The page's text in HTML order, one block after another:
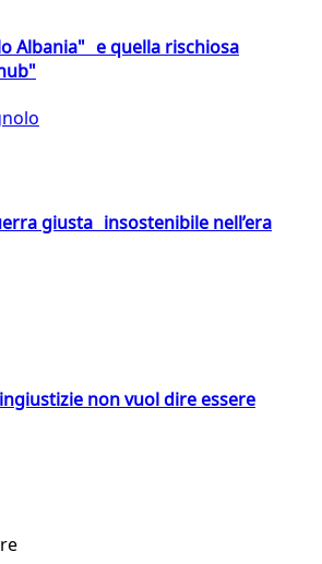
Albania" e quella rischiosa
giusta insostenibile nell’era
non vuol dire essere